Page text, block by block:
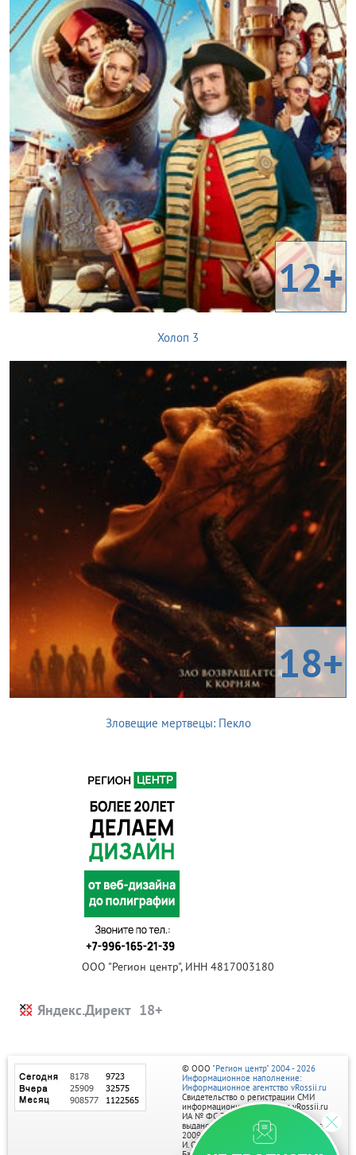
12+
Холоп 3
18+
Зловещие мертвецы: Пекло
ООО "Регион центр", ИНН 4817003180
Яндекс.Директ
© ООО "Регион центр" 2004 - 2026
Информационное наполнение:
Информационное агентство vRossii.ru
Свидетельство о регистрации СМИ
информационного агентства vRossii.ru
ИА № ФС 77‑35502
выдано РОСКОМНАДЗОРом 04 марта
2009г.
И. О. Главного редактора Нарыков А. Н.